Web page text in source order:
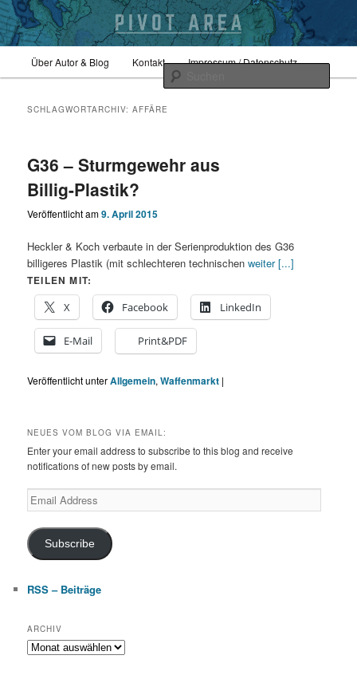
primären
springen
sekundären
springenpivotarea
HauptmenüÜber Autor & Blog Kontakt Impressum / Datenschutz
SCHLAGWORTARCHIV:AFFÄRE
G36 – Sturmgewehr aus
Billig-Plastik?
Veröffentlicht am9. April 2015
Heckler & Koch verbaute in der Serienproduktion des G36
billigeres Plastik (mit schlechteren technischenweiter [...]
TEILEN MIT:
X
Facebook LinkedIn
E-Mail Print&PDF
Veröffentlicht unterAllgemein,Waffenmarkt |
NEUES VOM BLOG VIA EMAIL:
Enter your email address to subscribe to this blog and receive
notifications of new posts by email.
Email
Address
Subscribe
RSS – Beiträge
ARCHIV
Archiv